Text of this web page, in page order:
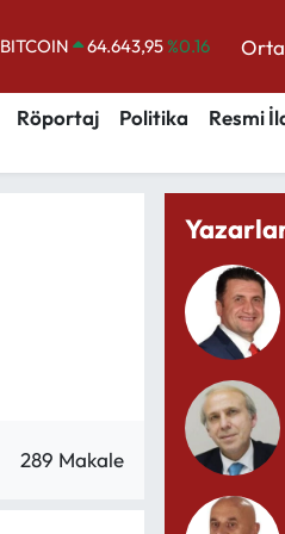
BITCOIN 64.643,95%0.16
DOLAR
47,6006%0.06
EURO
55,0250 %0.02
STERLİN
64,2398%0.2
%0.12
Röportaj Politika
Resmi
289 Makale